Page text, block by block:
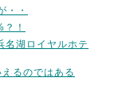
・・
！
湖ロイヤルホテ
るのではある